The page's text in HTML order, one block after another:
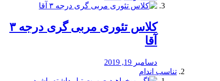
کلاس تئوری مربی گری درجه ۳
آقا
دسامبر 19, 2019
تناسب اندام